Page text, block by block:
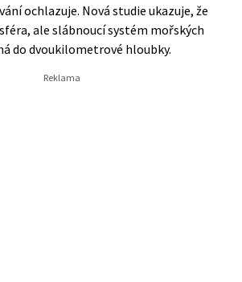
ochlazuje. Nová studie ukazuje, že
ale slábnoucí systém mořských
do dvoukilometrové hloubky.